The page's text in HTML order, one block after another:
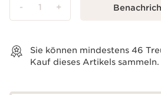
- 1 +
Sie können mindestens 46
Kauf dieses Artikels sammeln.